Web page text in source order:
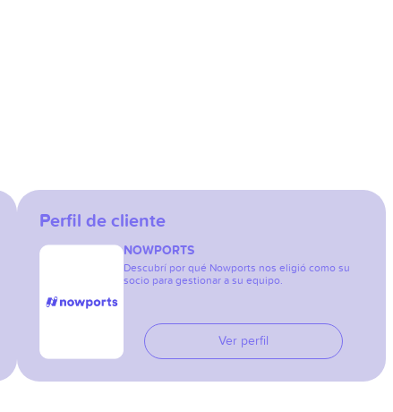
Perfil de cliente
NOWPORTS
Descubrí por qué Nowports nos eligió como su
socio para gestionar a su equipo.
Ver perfil